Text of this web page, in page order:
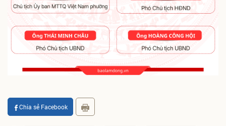
Chia sẻ Facebook